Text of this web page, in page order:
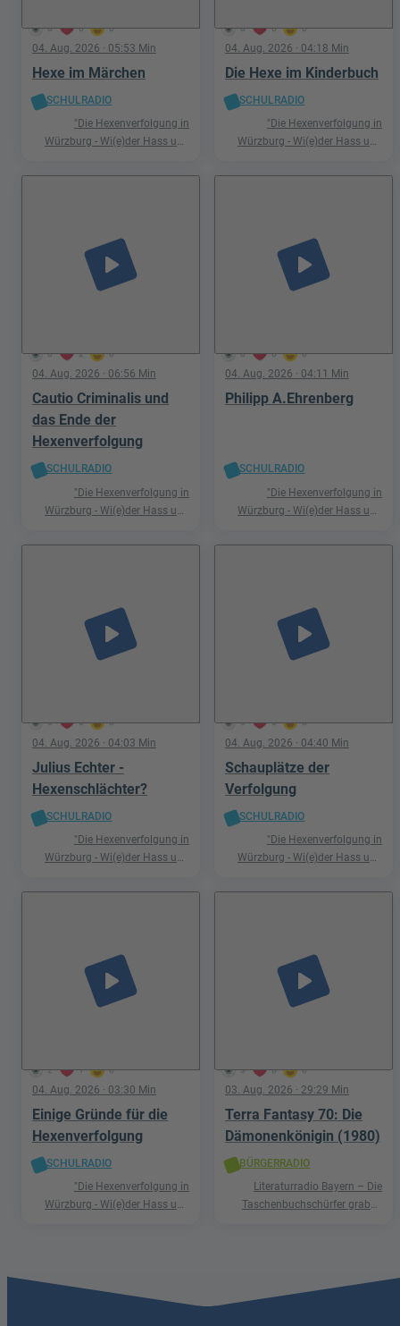
0 0 0
04. Aug. 2026 · 05:53 Min
Hexe im Märchen
SCHULRADIO
"Die Hexenverfolgung in
Würzburg - Wi(e)der Hass und
0 0 0
04. Aug. 2026 · 04:18 Min
Die Hexe im Kinderbuch
SCHULRADIO
"Die Hexenverfolgung in
Würzburg - Wi(e)der Hass und
0 2 0
play_arrow
04. Aug. 2026 · 06:56 Min
Cautio Criminalis und
das Ende der
Hexenverfolgung
SCHULRADIO
"Die Hexenverfolgung in
Würzburg - Wi(e)der Hass und
0 0 0
play_arrow
04. Aug. 2026 · 04:11 Min
Philipp A.Ehrenberg
SCHULRADIO
"Die Hexenverfolgung in
Würzburg - Wi(e)der Hass und
0 0 0
play_arrow
04. Aug. 2026 · 04:03 Min
Julius Echter -
Hexenschlächter?
SCHULRADIO
"Die Hexenverfolgung in
Würzburg - Wi(e)der Hass und
0 0 0
play_arrow
04. Aug. 2026 · 04:40 Min
Schauplätze der
Verfolgung
SCHULRADIO
"Die Hexenverfolgung in
Würzburg - Wi(e)der Hass und
2 1 0
play_arrow
04. Aug. 2026 · 03:30 Min
Einige Gründe für die
Hexenverfolgung
SCHULRADIO
"Die Hexenverfolgung in
Würzburg - Wi(e)der Hass und
3 0 0
play_arrow
03. Aug. 2026 · 29:29 Min
Terra Fantasy 70: Die
Dämonenkönigin (1980)
BÜRGERRADIO
Literaturradio Bayern – Die
Taschenbuchschürfer graben